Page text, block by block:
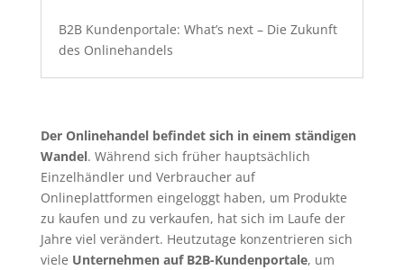
B2B Kundenportale: What’s next – Die Zukunft
des Onlinehandels
Der Onlinehandel befindet sich in einem ständigen
Wandel. Während sich früher hauptsächlich
Einzelhändler und Verbraucher auf
Onlineplattformen eingeloggt haben, um Produkte
zu kaufen und zu verkaufen, hat sich im Laufe der
Jahre viel verändert. Heutzutage konzentrieren sich
viele Unternehmen auf B2B-Kundenportale, um